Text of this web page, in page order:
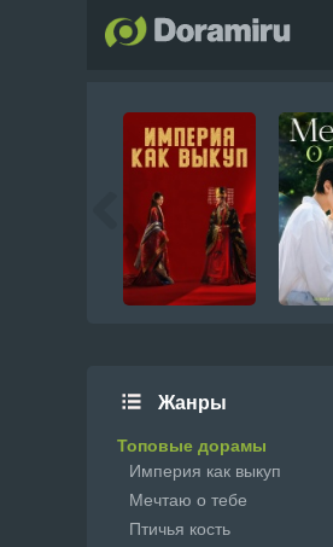
Жанры
Топовые дорамы
Империя как выкуп
Мечтаю о тебе
Птичья кость